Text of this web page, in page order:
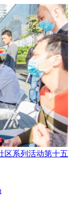
区系列活动第十五